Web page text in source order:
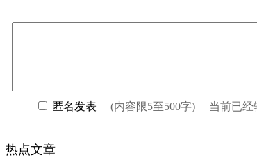
热点文章